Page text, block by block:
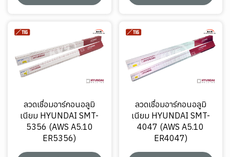
ลวดเชื่อมอาร์กอนอลูมิ
เนียม HYUNDAI SMT-
5356 (AWS A5.10
ER5356)
ลวดเชื่อมอาร์กอนอลูมิ
เนียม HYUNDAI SMT-
4047 (AWS A5.10
ER4047)